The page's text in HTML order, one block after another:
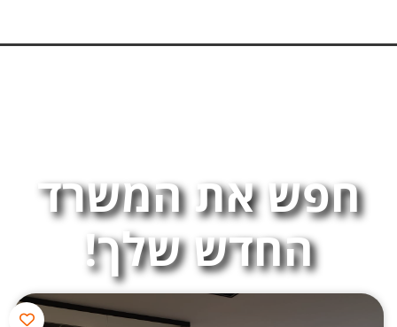
חפש את המשרד
החדש שלך!